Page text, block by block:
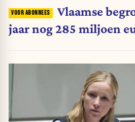
Vlaamse
jaar nog 285 miljoen